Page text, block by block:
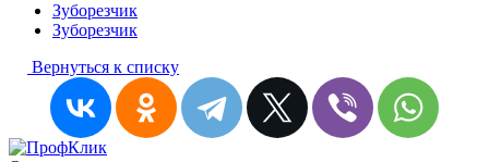
Зуборезчик
Зуборезчик
Вернуться к списку